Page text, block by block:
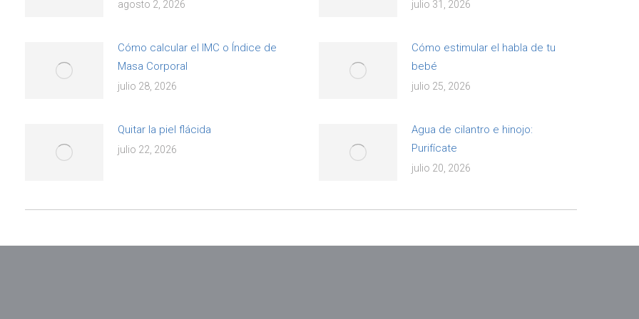
agosto 2, 2026 julio 31, 2026
Cómo calcular el IMC o Índice de
Masa Corporal
julio 28, 2026
Cómo estimular el habla de tu
bebé
julio 25, 2026
Quitar la piel flácida
julio 22, 2026
Agua de cilantro e hinojo:
Purifícate
julio 20, 2026